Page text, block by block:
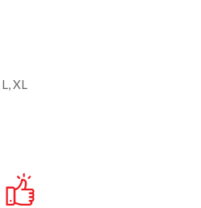
L, XL